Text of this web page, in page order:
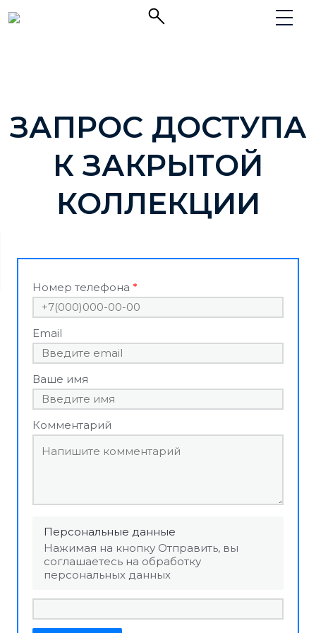
ЗАПРОС ДОСТУПА
К ЗАКРЫТОЙ
КОЛЛЕКЦИИ
Номер телефона
Email
Ваше имя
Комментарий
Персональные данные
Нажимая на кнопку Отправить, вы
соглашаетесь на обработку
персональных данных